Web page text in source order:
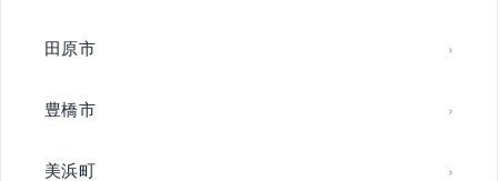
田原市
豊橋市
美浜町